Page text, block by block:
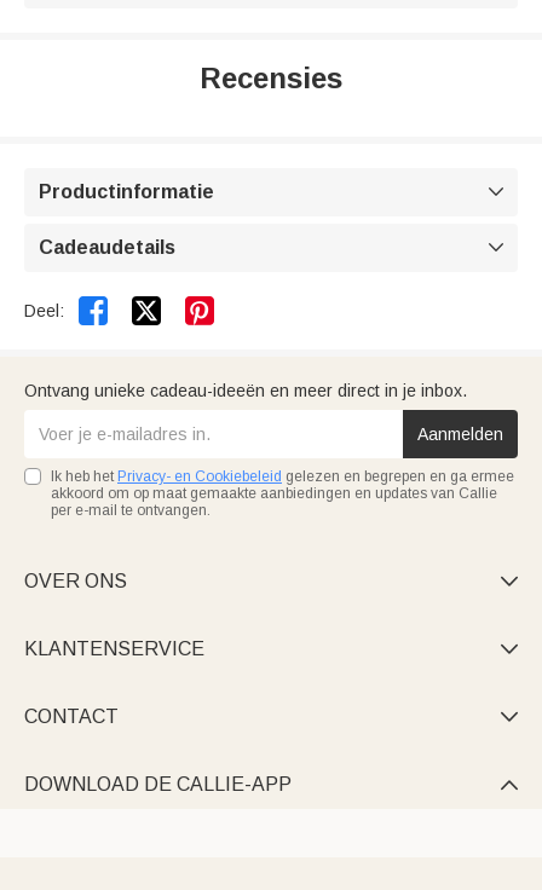
Recensies
Productinformatie 
Cadeaudetails 
Deel:  
Ontvang unieke cadeau-ideeën en meer direct in je inbox.
Aanmelden
Ik heb het Privacy- en Cookiebeleid gelezen en begrepen en ga ermee
akkoord om op maat gemaakte aanbiedingen en updates van Callie
per e-mail te ontvangen.
OVER ONS 
KLANTENSERVICE 
CONTACT 
DOWNLOAD DE CALLIE-APP 